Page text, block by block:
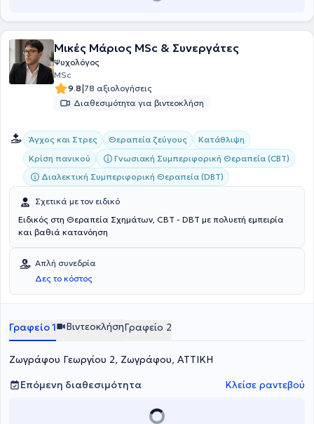
Μικές Μάριος MSc & Συνεργάτες
Ψυχολόγος
MSc
9.8|78 αξιολογήσεις
Διαθεσιμότητα για βιντεοκλήση
Άγχος και Στρες Θεραπεία ζεύγους
Κατάθλιψη
Κρίση πανικού
Γνωσιακή Συμπεριφορική Θεραπεία (CBT)
Διαλεκτική Συμπεριφορική Θεραπεία (DBT)
Σχετικά με τον ειδικό
Ειδικός στη Θεραπεία Σχημάτων, CBT - DBT με πολυετή εμπειρία
και βαθιά κατανόηση
Απλή συνεδρία
Δες το κόστος
Γραφείο 1 ΒιντεοκλήσηΓραφείο 2
Ζωγράφου Γεωργίου 2, Ζωγράφου, ΑΤΤΙΚΗ
Επόμενη διαθεσιμότητα
Κλείσε ραντεβού